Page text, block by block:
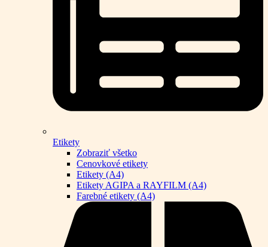
Etikety
Zobraziť všetko
Cenovkové etikety
Etikety (A4)
Etikety AGIPA a RAYFILM (A4)
Farebné etikety (A4)